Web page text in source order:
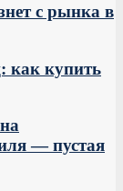
с рынка в
как купить
— пустая